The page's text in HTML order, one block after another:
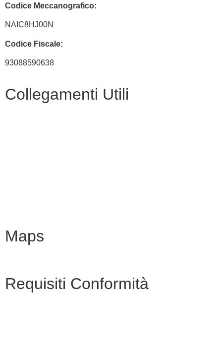
Codice Meccanografico:
NAIC8HJ00N
Codice Fiscale:
93088590638
Collegamenti Utili
Maps
Requisiti Conformità